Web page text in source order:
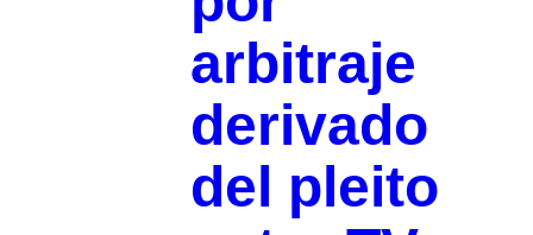
arbitraje
derivado
del pleito